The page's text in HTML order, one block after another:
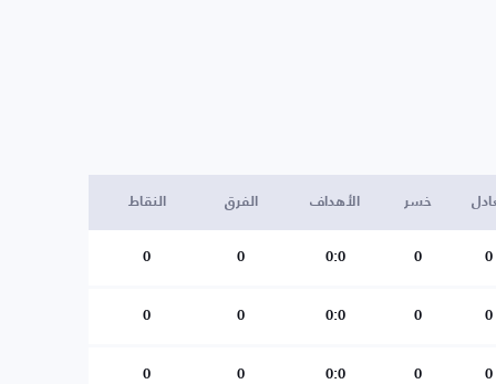
خسر الأهداف الفرق النقاط
0
0
0:0
0
0
0
0
0:0
0
0
0
0
0:0
0
0